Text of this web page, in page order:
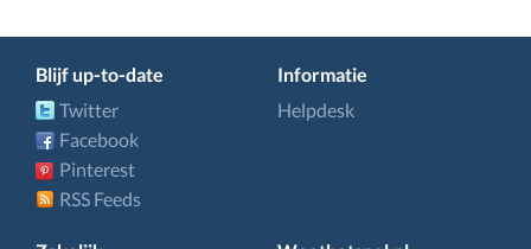
Blijf up-to-date
Twitter
Facebook
Pinterest
RSS Feeds
Informatie
Helpdesk